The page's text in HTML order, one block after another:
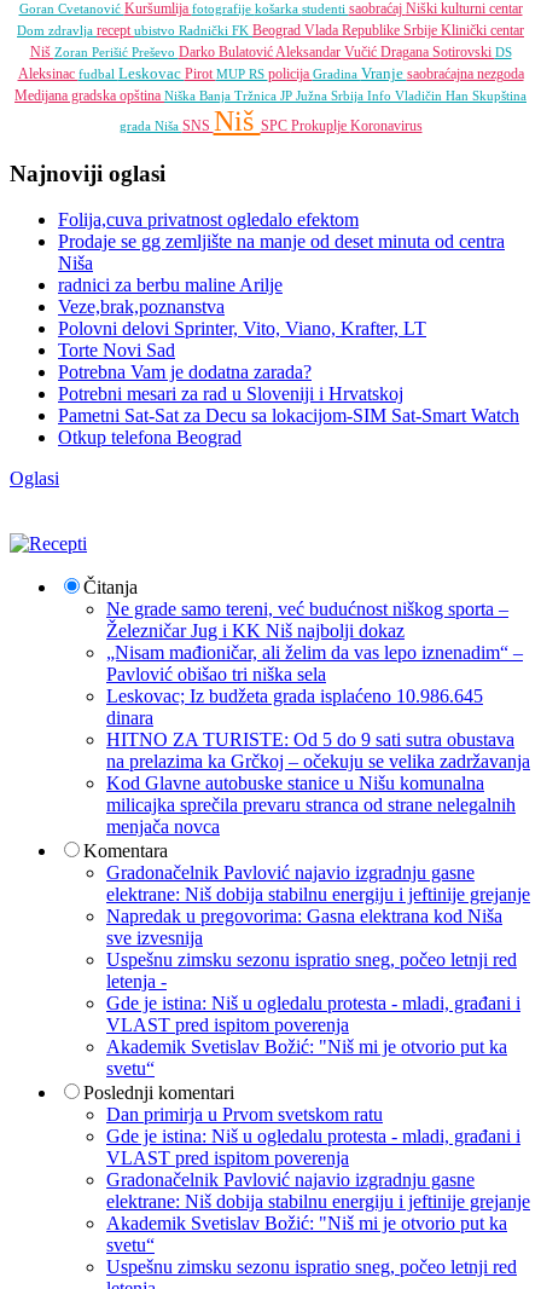
Goran Cvetanović Kuršumlija fotografije košarka studenti saobraćaj Niški kulturni centar
Dom zdravlja receptubistvo Radnički FK Beograd Vlada Republike Srbije Klinički centar
Niš Zoran Perišić Preševo Darko BulatovićAleksandar Vučić Dragana Sotirovski DS
Aleksinac fudbal Leskovac PirotMUP RS policija Gradina Vranje saobraćajna nezgoda
Medijana gradska opština Niška Banja Tržnica JP Južna Srbija Info Vladičin Han Skupština
grada Niša SNS Niš SPC Prokuplje Koronavirus
Najnoviji oglasi
Folija,cuva privatnost ogledalo efektom
Prodaje se gg zemljište na manje od deset minuta od centra
Niša
radnici za berbu maline Arilje
Veze,brak,poznanstva
Polovni delovi Sprinter, Vito, Viano, Krafter, LT
Torte Novi Sad
Potrebna Vam je dodatna zarada?
Potrebni mesari za rad u Sloveniji i Hrvatskoj
Pametni Sat-Sat za Decu sa lokacijom-SIM Sat-Smart Watch
Otkup telefona Beograd
Oglasi
Čitanja
Ne grade samo tereni, već budućnost niškog sporta –
Železničar Jug i KK Niš najbolji dokaz
„Nisam mađioničar, ali želim da vas lepo iznenadim“ –
Pavlović obišao tri niška sela
Leskovac; Iz budžeta grada isplaćeno 10.986.645
dinara
HITNO ZA TURISTE: Od 5 do 9 sati sutra obustava
na prelazima ka Grčkoj – očekuju se velika zadržavanja
Kod Glavne autobuske stanice u Nišu komunalna
milicajka sprečila prevaru stranca od strane nelegalnih
menjača novca
Komentara
Gradonačelnik Pavlović najavio izgradnju gasne
elektrane: Niš dobija stabilnu energiju i jeftinije grejanje
Napredak u pregovorima: Gasna elektrana kod Niša
sve izvesnija
Uspešnu zimsku sezonu ispratio sneg, počeo letnji red
letenja -
Gde je istina: Niš u ogledalu protesta - mladi, građani i
VLAST pred ispitom poverenja
Akademik Svetislav Božić: "Niš mi je otvorio put ka
svetu“
Poslednji komentari
Dan primirja u Prvom svetskom ratu
Gde je istina: Niš u ogledalu protesta - mladi, građani i
VLAST pred ispitom poverenja
Gradonačelnik Pavlović najavio izgradnju gasne
elektrane: Niš dobija stabilnu energiju i jeftinije grejanje
Akademik Svetislav Božić: "Niš mi je otvorio put ka
svetu“
Uspešnu zimsku sezonu ispratio sneg, počeo letnji red